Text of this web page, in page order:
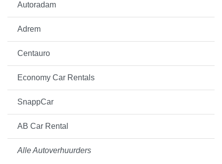
Autoradam
Adrem
Centauro
Economy Car Rentals
SnappCar
AB Car Rental
Alle Autoverhuurders